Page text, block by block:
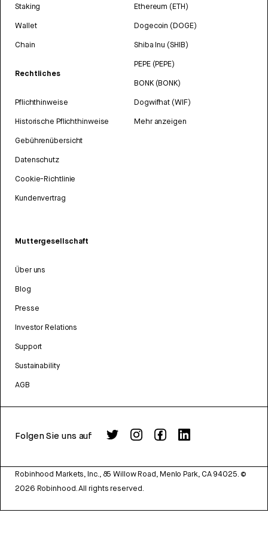
Staking
Wallet
Chain
Rechtliches
Pflichthinweise
Historische Pflichthinweise
Gebührenübersicht
Datenschutz
Cookie-Richtlinie
Kundenvertrag
Ethereum (ETH)
Dogecoin (DOGE)
Shiba Inu (SHIB)
PEPE (PEPE)
BONK (BONK)
Dogwifhat (WIF)
Mehr anzeigen
Muttergesellschaft
Über uns
Blog
Presse
Investor Relations
Support
Sustainability
AGB
Folgen Sie uns auf
Robinhood Markets, Inc., 85 Willow Road, Menlo Park, CA 94025. ©
2026 Robinhood. All rights reserved.